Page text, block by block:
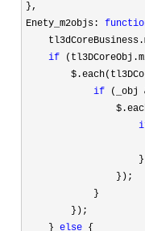
},
Enety_m2objs:
if
if (_obj
                    }
                });
            }
        });
    }
else {